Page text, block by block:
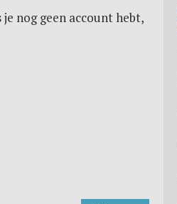
nog geen account hebt,